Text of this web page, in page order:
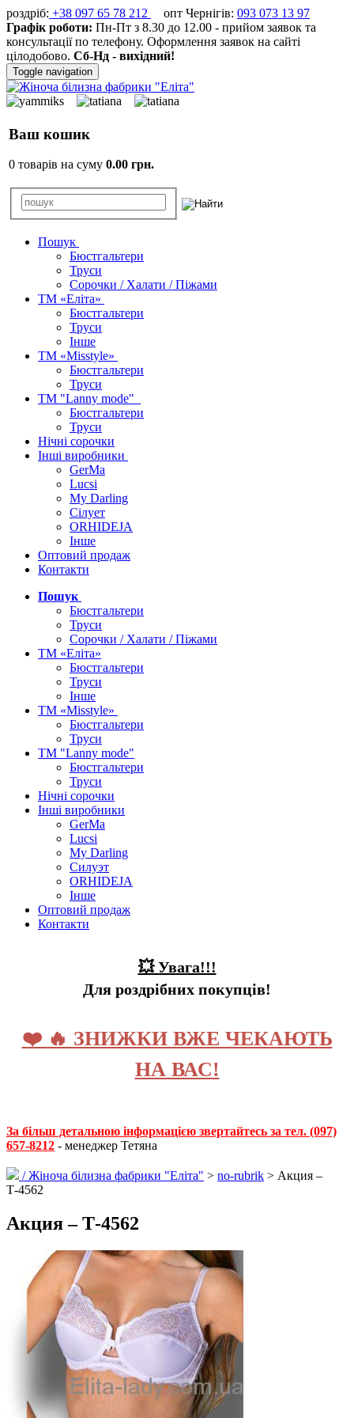
роздріб: +38 097 65 78 212 опт Чернігів: 093 073 13 97
Графік роботи: Пн-Пт з 8.30 до 12.00 - прийом заявок та
консультації по телефону. Оформлення заявок на сайті
цілодобово. Сб-Нд - вихідний!
Toggle navigation
Ваш кошик
0 товарів на суму 0.00 грн.
Пошук
Бюстгальтери
Труси
Сорочки / Халати / Піжами
ТМ «Еліта»
Бюстгальтери
Труси
Інше
ТМ «Misstyle»
Бюстгальтери
Труси
ТМ "Lanny mode"
Бюстгальтери
Труси
Нічні сорочки
Інші виробники
GerMa
Lucsi
My Darling
Сілует
ORHIDEJA
Інше
Оптовий продаж
Контакти
Пошук
Бюстгальтери
Труси
Сорочки / Халати / Піжами
ТМ «Еліта»
Бюстгальтери
Труси
Інше
ТМ «Misstyle»
Бюстгальтери
Труси
ТМ "Lanny mode"
Бюстгальтери
Труси
Нічні сорочки
Інші виробники
GerMa
Lucsi
My Darling
Силуэт
ORHIDEJA
Інше
Оптовий продаж
Контакти
💥 Увага!!!
Для роздрібних покупців!
❤️ 🔥 ЗНИЖКИ ВЖЕ ЧЕКАЮТЬ
НА ВАС!
За більш детальною інформацією звертайтесь за тел. (097)
657-8212 - менеджер Тетяна
/Жіноча білизна фабрики "Еліта" > no-rubrik > Акция –
Т-4562
Акция – Т-4562